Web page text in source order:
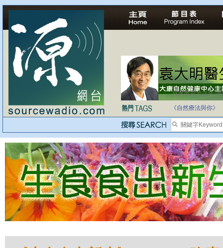
自家教育合法化-
《自然療法與你》